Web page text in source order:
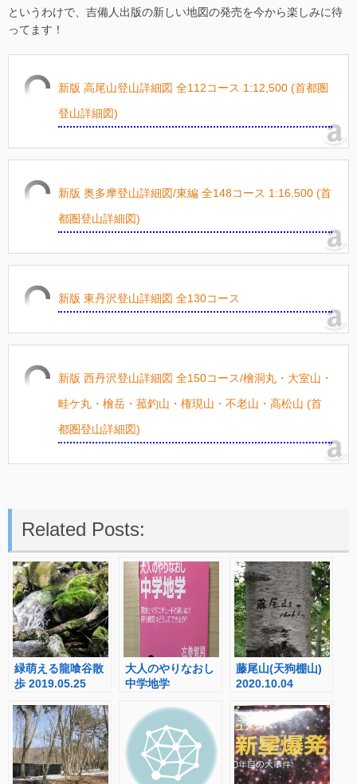
というわけで、吉備人出版の新しい地図の発売を今から楽しみに待
ってます！
新版 高尾山登山詳細図 全112コース 1:12,500 (首都圏
登山詳細図)
新版 奥多摩登山詳細図/東編 全148コース 1:16,500 (首
都圏登山詳細図)
新版 東丹沢登山詳細図 全130コース
新版 西丹沢登山詳細図 全150コース/檜洞丸・大室山・
畦ケ丸・檜岳・菰釣山・権現山・不老山・高松山 (首
都圏登山詳細図)
Related Posts:
緑萌える龍喰谷散
歩 2019.05.25
大人のやりなおし
中学地学
藤尾山(天狗棚山)
2020.10.04